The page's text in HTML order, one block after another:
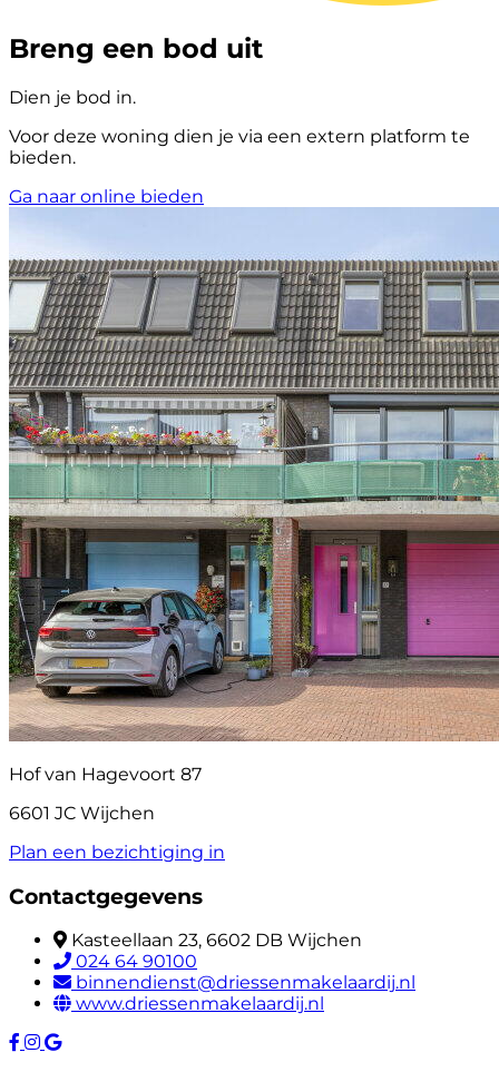
Breng een bod uit
Dien je bod in.
Voor deze woning dien je via een extern platform te
bieden.
Ga naar online bieden
Hof van Hagevoort 87
6601 JC Wijchen
Plan een bezichtiging in
Contactgegevens
Kasteellaan 23, 6602 DB Wijchen
024 64 90100
binnendienst@driessenmakelaardij.nl
www.driessenmakelaardij.nl